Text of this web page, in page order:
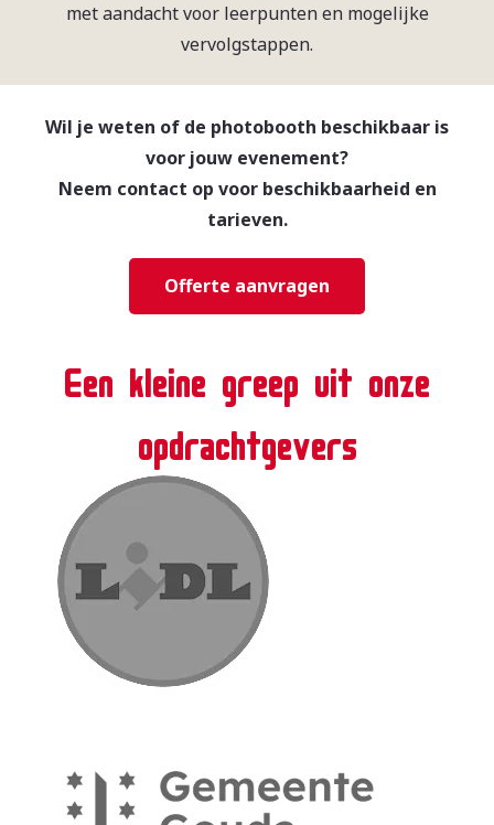
met aandacht voor leerpunten en mogelijke
vervolgstappen.
Wil je weten of de photobooth beschikbaar is
voor jouw evenement?
Neem contact op voor beschikbaarheid en
tarieven.
Offerte aanvragen
Een kleine greep uit onze
opdrachtgevers